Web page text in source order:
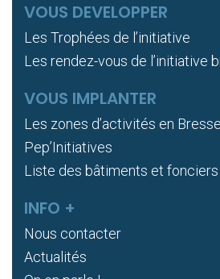
VOUS DEVELOPPER
Les Trophées de l’initiative
Les rendez-vous de l’initiative
VOUS IMPLANTER
Les zones d’activités en Bresse
Pep’Initiatives
Liste des bâtiments et
INFO +
Nous contacter
Actualités